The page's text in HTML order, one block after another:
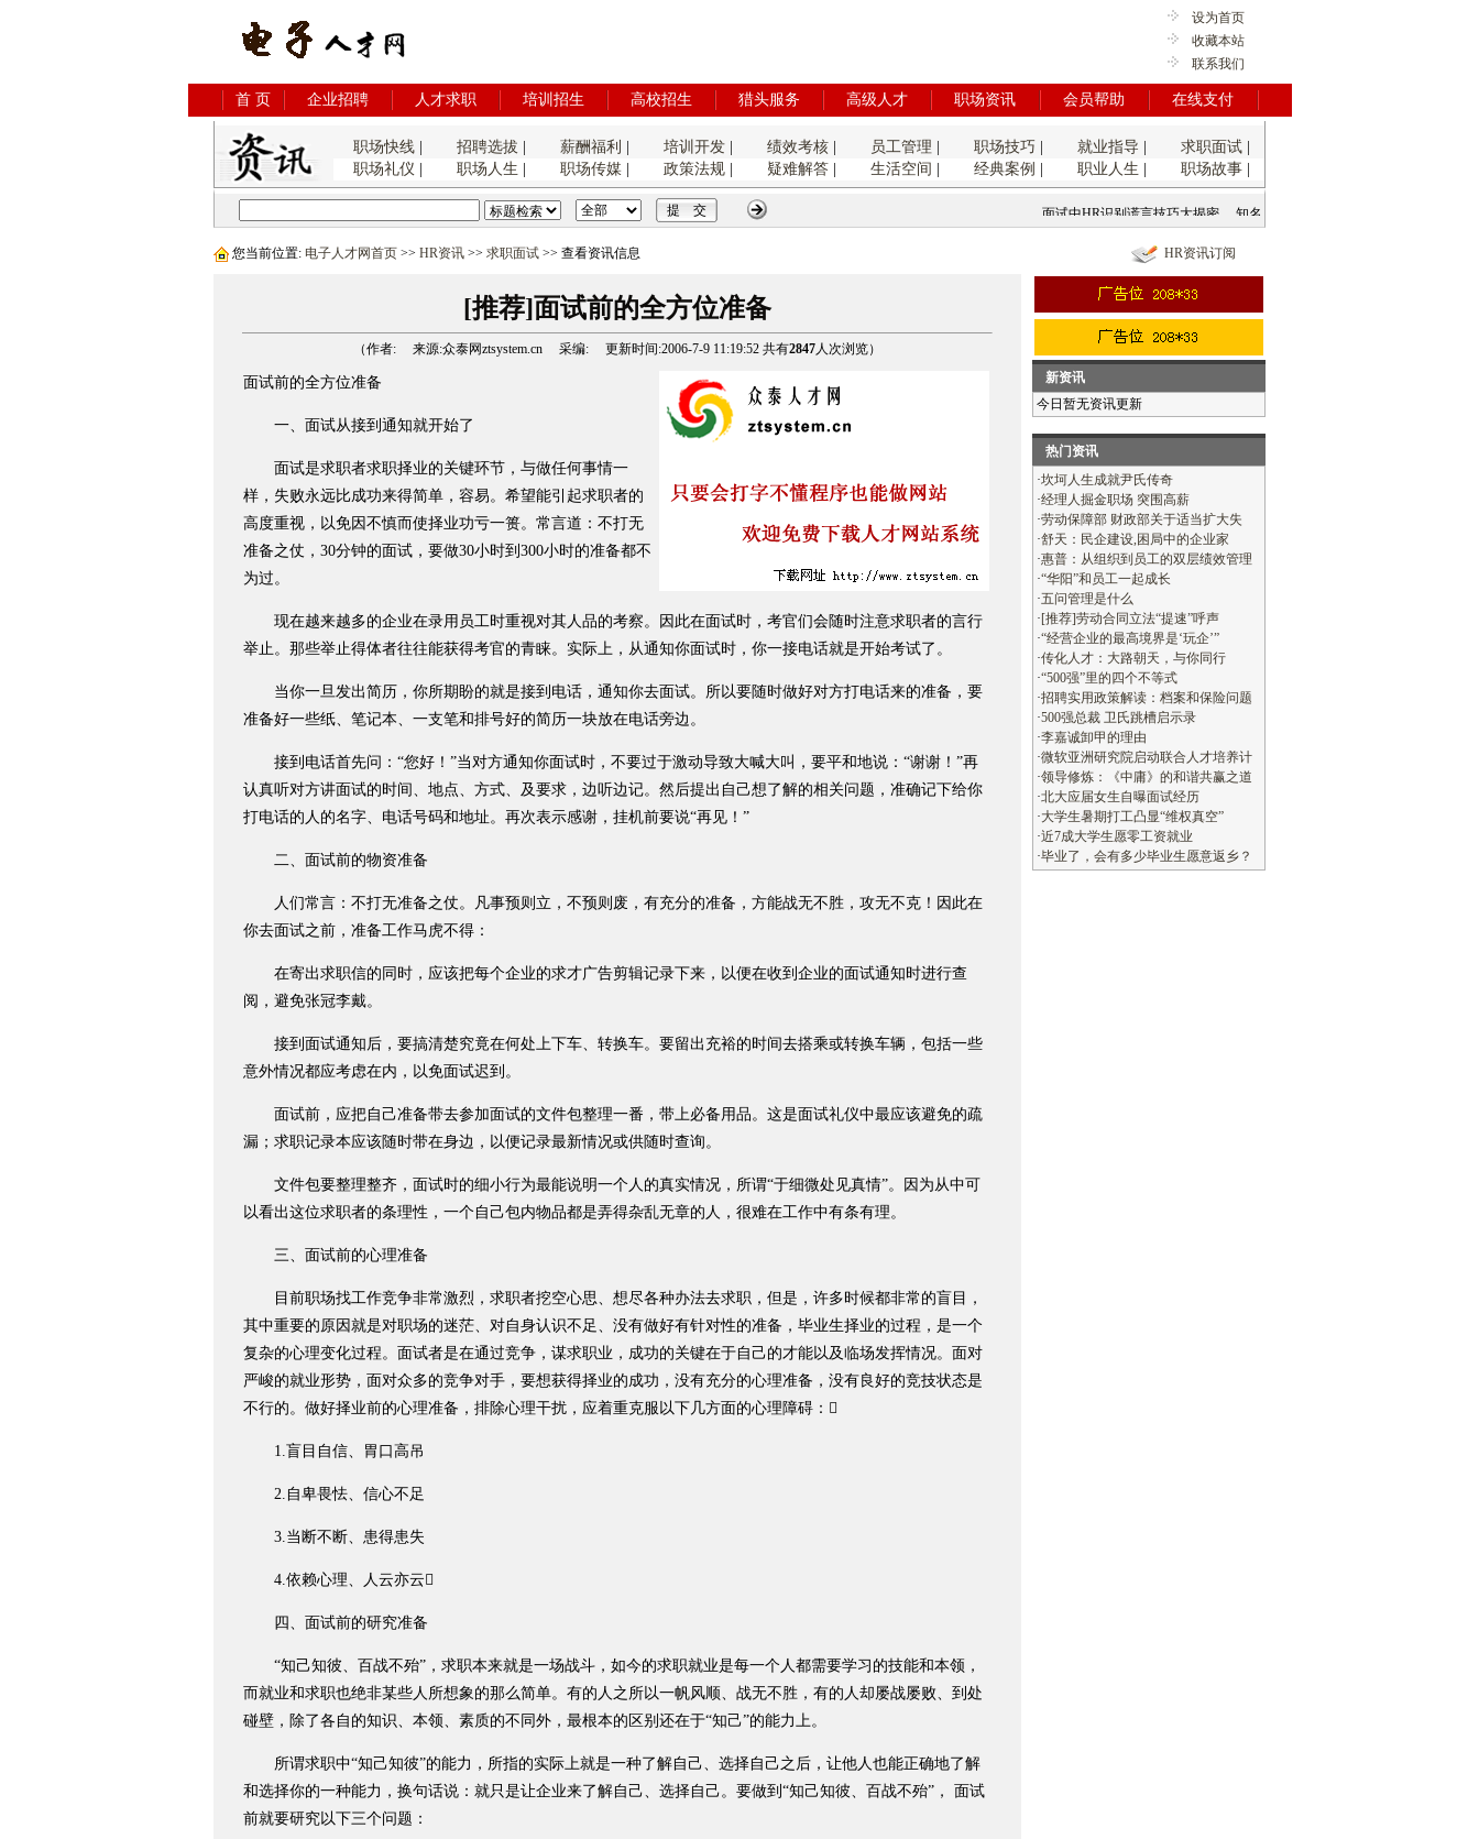
设为首页
收藏本站
联系我们
首 页 企业招聘 人才求职 培训招生 高校招生 猎头服务 高级人才 职场资讯 会员帮助 在线支付
职场快线| 招聘选拔 薪酬福利 培训开发| 绩效考核| 员工管理 职场技巧 就业指导 求职面试|
职场礼仪
职场人生 职场传媒| 政策法规| 疑难解答| 生活空间 经典案例 职业人生 职场故事|
面试中HR识别谎言技巧大揭密 知名外企的各种招聘术
您当前位置: 电子人才网首页 >> HR资讯 >> 求职面试 >> 查看资讯信息 HR资讯订阅
[推荐]面试前的全方位准备
（作者: 来源:众泰网ztsystem.cn 采编: 更新时间:2006-7-9 11:19:52 共有2847人次浏览）
面试前的全方位准备
一、面试从接到通知就开始了
面试是求职者求职择业的关键环节，与做任何事情一
样，失败永远比成功来得简单，容易。希望能引起求职者的
高度重视，以免因不慎而使择业功亏一篑。常言道：不打无
准备之仗，30分钟的面试，要做30小时到300小时的准备都不
为过。
现在越来越多的企业在录用员工时重视对其人品的考察。因此在面试时，考官们会随时注意求职者的言行
举止。那些举止得体者往往能获得考官的青睐。实际上，从通知你面试时，你一接电话就是开始考试了。
当你一旦发出简历，你所期盼的就是接到电话，通知你去面试。所以要随时做好对方打电话来的准备，要
准备好一些纸、笔记本、一支笔和排号好的简历一块放在电话旁边。
接到电话首先问：“您好！”当对方通知你面试时，不要过于激动导致大喊大叫，要平和地说：“谢谢！”再
认真听对方讲面试的时间、地点、方式、及要求，边听边记。然后提出自己想了解的相关问题，准确记下给你
打电话的人的名字、电话号码和地址。再次表示感谢，挂机前要说“再见！”
二、面试前的物资准备
人们常言：不打无准备之仗。凡事预则立，不预则废，有充分的准备，方能战无不胜，攻无不克！因此在
你去面试之前，准备工作马虎不得：
在寄出求职信的同时，应该把每个企业的求才广告剪辑记录下来，以便在收到企业的面试通知时进行查
阅，避免张冠李戴。
接到面试通知后，要搞清楚究竟在何处上下车、转换车。要留出充裕的时间去搭乘或转换车辆，包括一些
意外情况都应考虑在内，以免面试迟到。
面试前，应把自己准备带去参加面试的文件包整理一番，带上必备用品。这是面试礼仪中最应该避免的疏
漏；求职记录本应该随时带在身边，以便记录最新情况或供随时查询。
文件包要整理整齐，面试时的细小行为最能说明一个人的真实情况，所谓“于细微处见真情”。因为从中可
以看出这位求职者的条理性，一个自己包内物品都是弄得杂乱无章的人，很难在工作中有条有理。
三、面试前的心理准备
目前职场找工作竞争非常激烈，求职者挖空心思、想尽各种办法去求职，但是，许多时候都非常的盲目，
其中重要的原因就是对职场的迷茫、对自身认识不足、没有做好有针对性的准备，毕业生择业的过程，是一个
复杂的心理变化过程。面试者是在通过竞争，谋求职业，成功的关键在于自己的才能以及临场发挥情况。面对
严峻的就业形势，面对众多的竞争对手，要想获得择业的成功，没有充分的心理准备，没有良好的竞技状态是
不行的。做好择业前的心理准备，排除心理干扰，应着重克服以下几方面的心理障碍：
1.盲目自信、胃口高吊
2.自卑畏怯、信心不足
3.当断不断、患得患失
4.依赖心理、人云亦云
四、面试前的研究准备
“知己知彼、百战不殆”，求职本来就是一场战斗，如今的求职就业是每一个人都需要学习的技能和本领，
而就业和求职也绝非某些人所想象的那么简单。有的人之所以一帆风顺、战无不胜，有的人却屡战屡败、到处
碰壁，除了各自的知识、本领、素质的不同外，最根本的区别还在于“知己”的能力上。
所谓求职中“知己知彼”的能力，所指的实际上就是一种了解自己、选择自己之后，让他人也能正确地了解
和选择你的一种能力，换句话说：就只是让企业来了解自己、选择自己。要做到“知己知彼、百战不殆”， 面试
前就要研究以下三个问题：
新资讯
今日暂无资讯更新
热门资讯
·坎坷人生成就尹氏传奇
·经理人掘金职场 突围高薪
·劳动保障部 财政部关于适当扩大失
·舒天：民企建设,困局中的企业家
·惠普：从组织到员工的双层绩效管理
·“华阳”和员工一起成长
·五问管理是什么
·[推荐]劳动合同立法“提速”呼声
·“经营企业的最高境界是‘玩企’”
·传化人才：大路朝天，与你同行
·“500强”里的四个不等式
·招聘实用政策解读：档案和保险问题
·500强总裁 卫氏跳槽启示录
·李嘉诚卸甲的理由
·微软亚洲研究院启动联合人才培养计
·领导修炼：《中庸》的和谐共赢之道
·北大应届女生自曝面试经历
·大学生暑期打工凸显“维权真空”
·近7成大学生愿零工资就业
·毕业了，会有多少毕业生愿意返乡？